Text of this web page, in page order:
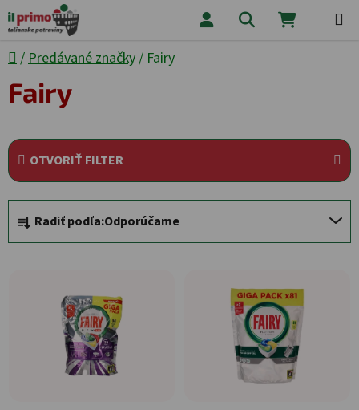
Prejsť na obsah Hľadať
Domov
/ Predávané značky/ Fairy
Fairy
OTVORIŤ FILTER
Radenie produktov
Radiť podľa:Odporúčame